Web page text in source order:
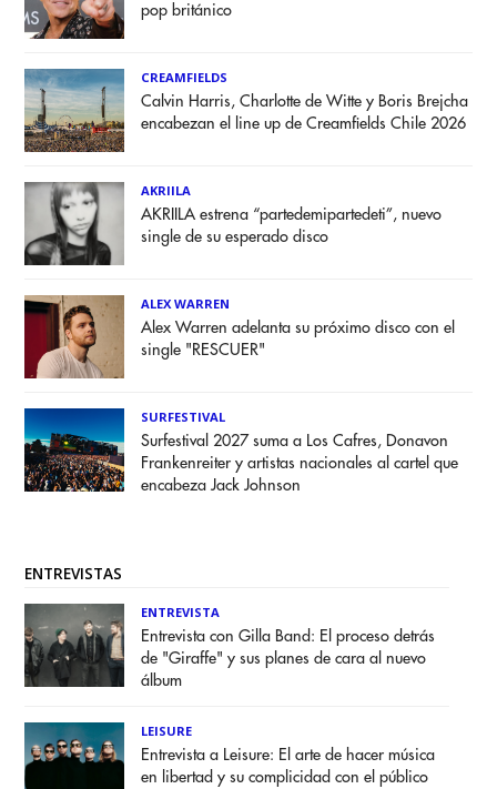
pop británico
CREAMFIELDS
Calvin Harris, Charlotte de Witte y Boris Brejcha
encabezan el line up de Creamfields Chile 2026
AKRIILA
AKRIILA estrena “partedemipartedeti”, nuevo
single de su esperado disco
ALEX WARREN
Alex Warren adelanta su próximo disco con el
single "RESCUER"
SURFESTIVAL
Surfestival 2027 suma a Los Cafres, Donavon
Frankenreiter y artistas nacionales al cartel que
encabeza Jack Johnson
ENTREVISTAS
ENTREVISTA
Entrevista con Gilla Band: El proceso detrás
de "Giraffe" y sus planes de cara al nuevo
álbum
LEISURE
Entrevista a Leisure: El arte de hacer música
en libertad y su complicidad con el público